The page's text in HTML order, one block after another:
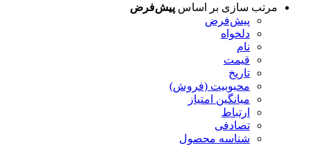
مرتب سازی بر اساس پیش‌فرض
پیش‌فرض
دلخواه
نام
قیمت
تاریخ
محبوبیت (فروش)
میانگین امتیاز
ارتباط
تصادفی
شناسه محصول